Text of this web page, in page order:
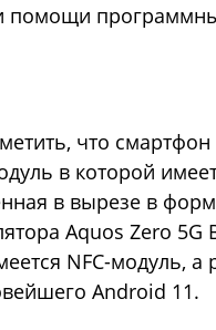
помощи
что
в которой
в вырезе в
Aquos Zero 5G
NFC-модуль,
Android 11.